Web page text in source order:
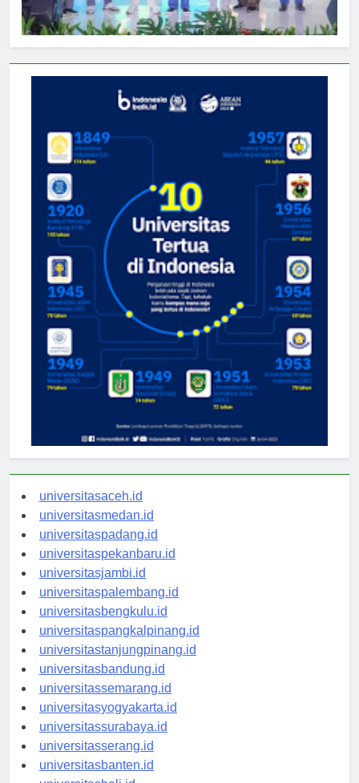
universitasaceh.id
universitasmedan.id
universitaspadang.id
universitaspekanbaru.id
universitasjambi.id
universitaspalembang.id
universitasbengkulu.id
universitaspangkalpinang.id
universitastanjungpinang.id
universitasbandung.id
universitassemarang.id
universitasyogyakarta.id
universitassurabaya.id
universitasserang.id
universitasbanten.id